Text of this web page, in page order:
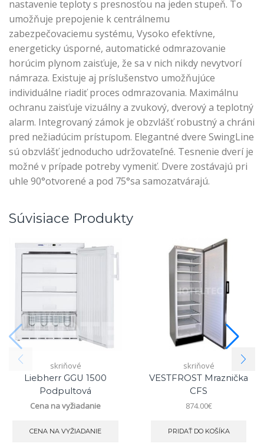
nastavenie teploty s presnosťou na jeden stupeň. To
umožňuje prepojenie k centrálnemu
zabezpečovaciemu systému, Vysoko efektívne,
energeticky úsporné, automatické odmrazovanie
horúcim plynom zaisťuje, že sa v nich nikdy nevytvorí
námraza. Existuje aj príslušenstvo umožňujúce
individuálne riadiť proces odmrazovania. Maximálnu
ochranu zaisťuje vizuálny a zvukový, dverový a teplotný
alarm. Integrovaný zámok je obzvlášť robustný a chráni
pred nežiadúcim prístupom. Elegantné dvere SwingLine
sú obzvlášť jednoducho udržovateľné. Tesnenie dverí je
možné v prípade potreby vymeniť. Dvere zostávajú pri
uhle 90°otvorené a pod 75°sa samozatvárajú.
Súvisiace Produkty
skriňové
Liebherr GGU 1500
Podpultová
Cena na vyžiadanie
CENA NA VYŽIADANIE
skriňové
VESTFROST Mraznička
CFS
874.00€
PRIDAŤ DO KOŠÍKA